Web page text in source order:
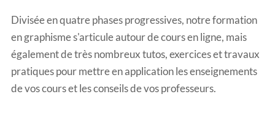
Divisée en quatre phases progressives, notre formation
en graphisme s'articule autour de cours en ligne, mais
également de très nombreux tutos, exercices et travaux
pratiques pour mettre en application les enseignements
de vos cours et les conseils de vos professeurs.